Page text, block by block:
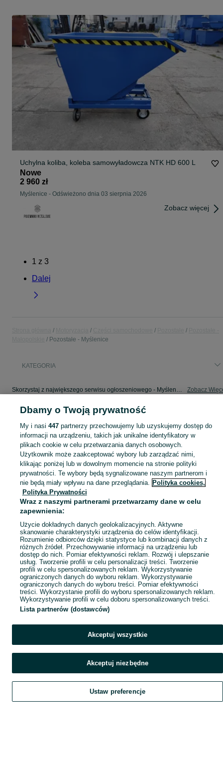
Uchylna koliba, koleba samowyładowcza NTK HD 600 L
Nowe
2 960 zł
Myślenice - Odświeżono dnia 03 sierpnia 2026
Zobacz więcej
1 z 3
Dalej
Pozostałe - Myślenice
KATEGORIA
Skorzystaj z największego serwisu ogłoszeniowego - Myślenice i okolice! - kupuj lub sprzedawaj jeszcze wygodniej w kategorii Pozostałe! Zobacz
Mapa kategorii
Mapa miejscowości
Mapa ministron
Popularne wyszukiwania
Szukaj Obserwujesz Dodaj Czat Konto
Dbamy o Twoją prywatność
My i nasi 447partnerzy przechowujemy lub uzyskujemy dostęp do
informacji na urządzeniu, takich jak unikalne identyfikatory w
plikach cookie w celu przetwarzania danych osobowych.
Użytkownik może zaakceptować wybory lub zarządzać nimi,
klikając poniżej lub w dowolnym momencie na stronie polityki
prywatności. Te wybory będą sygnalizowane naszym partnerom i
nie będą miały wpływu na dane przeglądania. Polityka cookies,
Polityka Prywatności
Wraz z naszymi partnerami przetwarzamy dane w celu
zapewnienia:
Użycie dokładnych danych geolokalizacyjnych. Aktywne
skanowanie charakterystyki urządzenia do celów identyfikacji.
Rozumienie odbiorców dzięki statystyce lub kombinacji danych z
różnych źródeł. Przechowywanie informacji na urządzeniu lub
dostęp do nich. Pomiar efektywności reklam. Rozwój i ulepszanie
usług. Tworzenie profili w celu personalizacji treści. Tworzenie
profili w celu spersonalizowanych reklam. Wykorzystywanie
ograniczonych danych do wyboru reklam. Wykorzystywanie
ograniczonych danych do wyboru treści. Pomiar efektywności
treści. Wykorzystanie profili do wyboru spersonalizowanych reklam.
Wykorzystywanie profili w celu doboru spersonalizowanych treści.
Lista partnerów (dostawców)
Akceptuj wszystkie
Akceptuj niezbędne
Ustaw preferencje